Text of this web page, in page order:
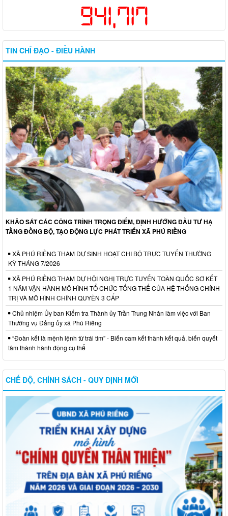
941,717
TIN CHỈ ĐẠO - ĐIỀU HÀNH
KHẢO SÁT CÁC CÔNG TRÌNH TRỌNG ĐIỂM, ĐỊNH HƯỚNG ĐẦU TƯ HẠ
TẦNG ĐỒNG BỘ, TẠO ĐỘNG LỰC PHÁT TRIỂN XÃ PHÚ RIỀNG
XÃ PHÚ RIỀNG THAM DỰ SINH HOẠT CHI BỘ TRỰC TUYẾN THƯỜNG
KỲ THÁNG 7/2026
XÃ PHÚ RIỀNG THAM DỰ HỘI NGHỊ TRỰC TUYẾN TOÀN QUỐC SƠ KẾT
1 NĂM VẬN HÀNH MÔ HÌNH TỔ CHỨC TỔNG THỂ CỦA HỆ THỐNG CHÍNH
TRỊ VÀ MÔ HÌNH CHÍNH QUYỀN 3 CẤP
Chủ nhiệm Ủy ban Kiểm tra Thành ủy Trần Trung Nhân làm việc với Ban
Thường vụ Đảng ủy xã Phú Riềng
“Đoàn kết là mệnh lệnh từ trái tim” - Biến cam kết thành kết quả, biến quyết
tâm thành hành động cụ thể
CHẾ ĐỘ, CHÍNH SÁCH - QUY ĐỊNH MỚI